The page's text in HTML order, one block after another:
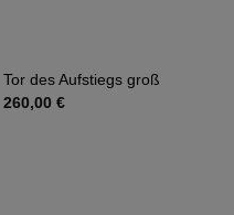
Tor des Aufstiegs groß
260,00€